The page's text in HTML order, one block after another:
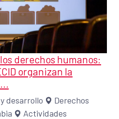
derechos humanos:
organizan la
desarrollo
Derechos
Actividades